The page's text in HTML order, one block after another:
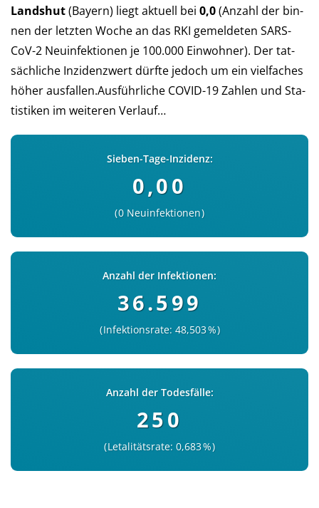
Landshut(Bay­ern) liegt aktu­ell bei 0,0(An­zahl der bin­
nen der letz­ten Woche an das RKI ge­mel­deten SARS-
CoV-2 Neu­in­fek­tio­nen je 100.000 Ein­woh­ner). Der tat­
säch­liche In­zi­denz­wert dürf­te je­doch um ein viel­faches
höher aus­fal­len.Aus­führ­liche COVID-19 Zah­len und Sta­
tis­ti­ken im wei­teren Verlauf…
Sieben-Tage-Inzidenz:
0,00
0 Neuinfektionen
Anzahl der Infektionen:
36.599
Infektionsrate: 48,503 %
Anzahl der Todesfälle:
250
Letalitätsrate: 0,683 %